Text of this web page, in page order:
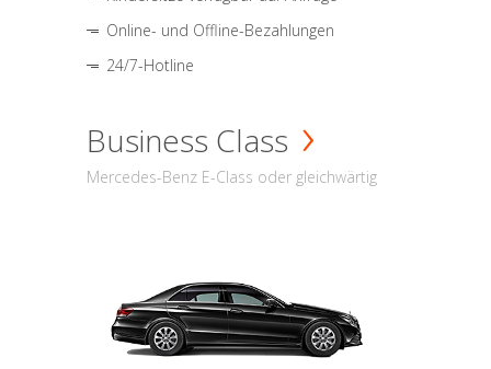
Online- und Offline-Bezahlungen
24/7-Hotline
Business Class
Mercedes-Benz E-Class oder gleichwärtig